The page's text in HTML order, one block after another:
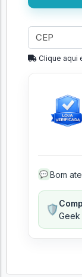
Clique aqui
💬 Bom
🛡️
Geek